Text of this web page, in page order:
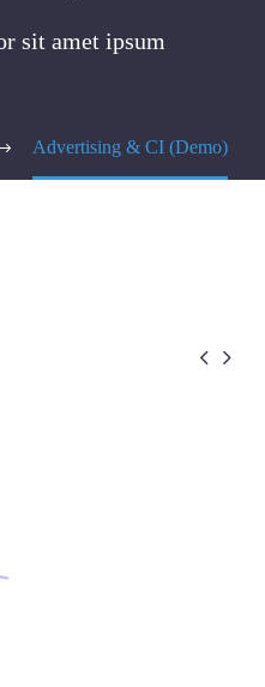
sit amet ipsum
Advertising & CI (Demo)
 